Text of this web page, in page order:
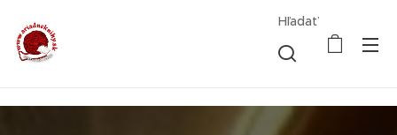
Hľadať